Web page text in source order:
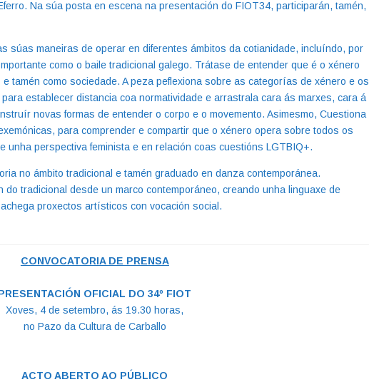
Na súa posta en escena na presentación do FIOT34, participarán, tamén,
súas maneiras de operar en diferentes ámbitos da cotianidade, incluíndo, por
como o baile tradicional galego. Trátase de entender que é o xénero
tamén como sociedade. A peza peflexiona sobre as categorías de xénero e os
establecer distancia coa normatividade e arrastrala cara ás marxes, cara á
novas formas de entender o corpo e o movemento. Asimesmo, Cuestiona
para comprender e compartir que o xénero opera sobre todos os
unha perspectiva feminista e en relación coas cuestións LGTBIQ+.
no ámbito tradicional e tamén graduado en danza contemporánea.
tradicional desde un marco contemporáneo, creando unha linguaxe de
proxectos artísticos con vocación social.
CONVOCATORIA DE PRENSA
OFICIAL DO 34º FIOT
Xoves, 4 de setembro, ás 19.30 horas,
no Pazo da Cultura de Carballo
ACTO ABERTO AO PÚBLICO